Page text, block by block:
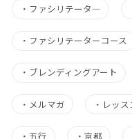
・ ファシリテータ―
・ ファシリテーターコース
・ ブレンディングアート
・ メルマガ ・ レッス
・ 五行 ・京都